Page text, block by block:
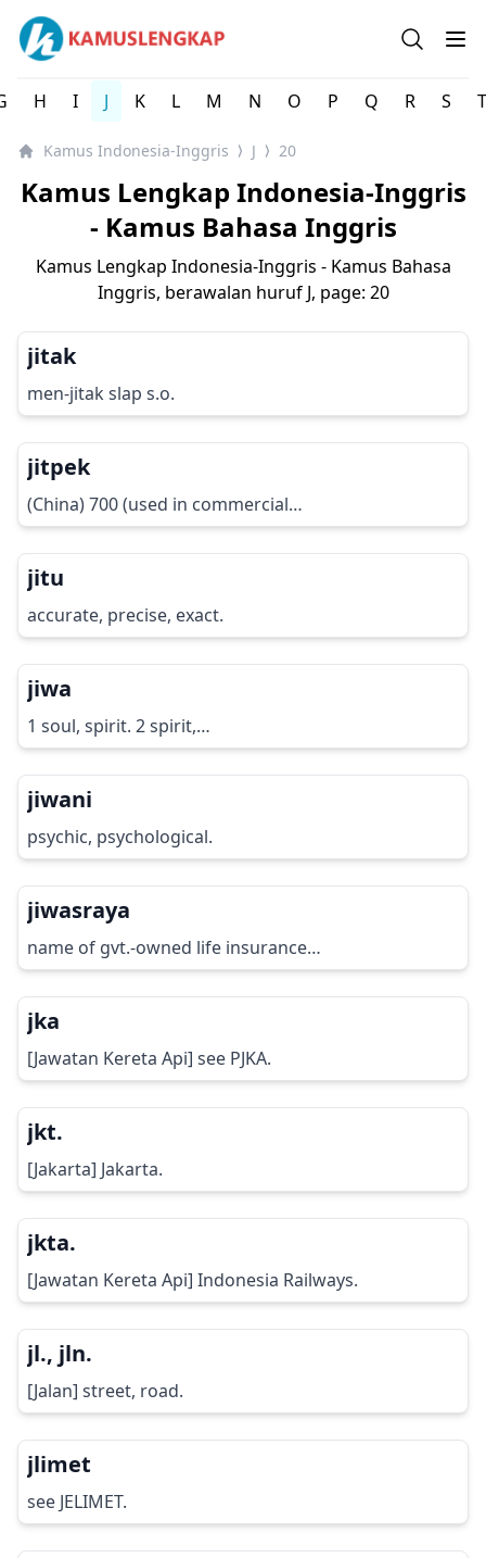
Kamus Lengkap Indonesia-Inggris - Kamus Bahasa
Open
H I J K L M N O P Q R S T
Kamus Indonesia-Inggris ⟩ J ⟩ 20
Kamus Lengkap Indonesia-Inggris
- Kamus Bahasa Inggris
Kamus Lengkap Indonesia-Inggris - Kamus Bahasa
Inggris, berawalan huruf J, page: 20
jitak
men-jitak slap s.o.
jitpek
(China) 700 (used in commercial…
jitu
accurate, precise, exact.
jiwa
1 soul, spirit. 2 spirit,…
jiwani
psychic, psychological.
jiwasraya
name of gvt.-owned life insurance…
jka
[Jawatan Kereta Api] see PJKA.
jkt.
[Jakarta] Jakarta.
jkta.
[Jawatan Kereta Api] Indonesia Railways.
jl., jln.
[Jalan] street, road.
jlimet
see JELIMET.